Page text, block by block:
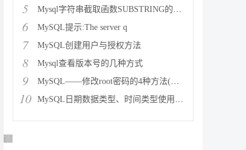
5 Mysql字符串截取函数SUBSTRING的用法说明
6 MySQL提示:The server q
7 MySQL创建用户与授权方法
8 Mysql查看版本号的几种方式
9 MySQL——修改root密码的4种方法(以windows为
10 MySQL日期数据类型、时间类型使用总结
广告 商业广告，理性选择